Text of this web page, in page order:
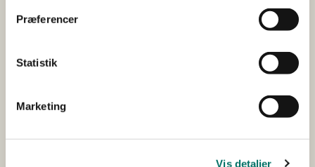
Præferencer
Statistik
Marketing
Vis detaljer
Finansministeriet
Danmarks Naturfredningsforening
For at sikre politisk forankring af og handlekraft bag